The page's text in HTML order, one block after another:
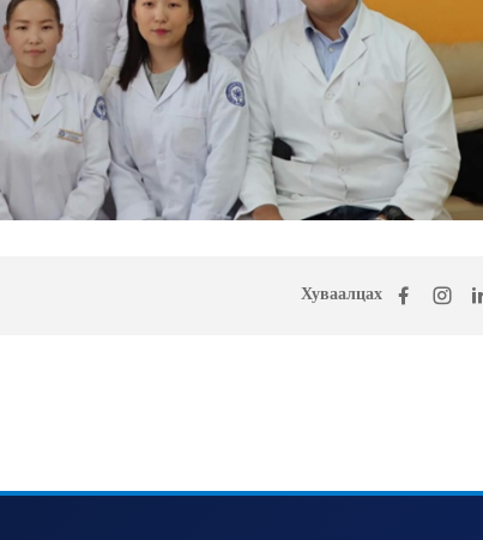
Хуваалцах